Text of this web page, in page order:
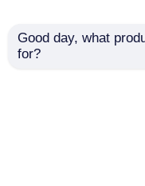
Good day, what
for?